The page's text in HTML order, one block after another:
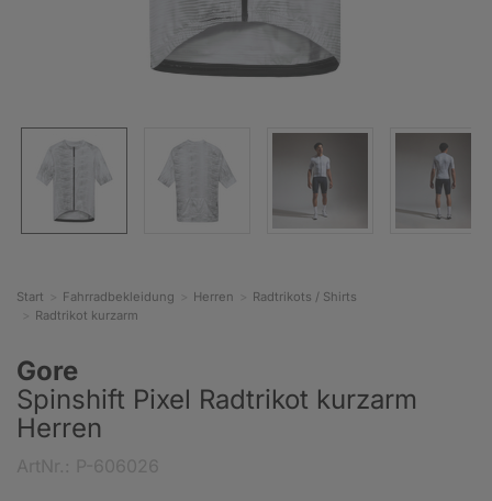
Start Fahrradbekleidung Herren
Radtrikots / Shirts
Radtrikot kurzarm
Gore
Spinshift Pixel Radtrikot kurzarm
Herren